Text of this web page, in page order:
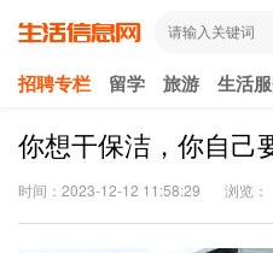
招聘专栏 留学 旅游 生活
你想干保洁，你自己
时间：2023-12-12 11:58:29 浏览：